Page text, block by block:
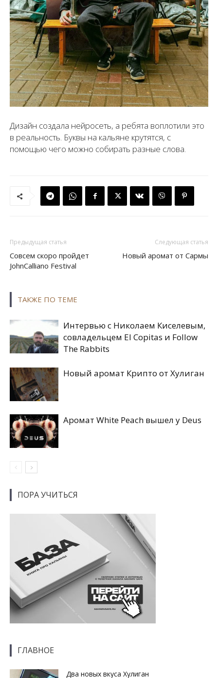
Дизайн создала нейросеть, а ребята воплотили это
в реальность. Буквы на кальяне крутятся, с
помощью чего можно собирать разные слова.
Предыдущая статья
Совсем скоро пройдет
JohnCalliano Festival
Следующая статья
Новый аромат от Сармы
ТАКЖЕ ПО ТЕМЕ
Интервью с Николаем Киселевым,
совладельцем El Copitas и Follow
The Rabbits
Новый аромат Крипто от Хулиган
Аромат White Peach вышел у Deus
ПОРА УЧИТЬСЯ
ГЛАВНОЕ
Два новых вкуса Хулиган